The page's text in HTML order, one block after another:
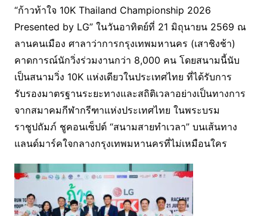
“ก้าวท้าใจ 10K Thailand Championship 2026
Presented by LG” ในวันอาทิตย์ที่ 21 มิถุนายน 2569 ณ
ลานคนเมือง ศาลาว่าการกรุงเทพมหานคร (เสาชิงช้า)
คาดการณ์นักวิ่งร่วมงานกว่า 8,000 คน โดยสนามนี้นับ
เป็นสนามวิ่ง 10K แห่งเดียวในประเทศไทย ที่ได้รับการ
รับรองมาตรฐานระยะทางและสถิติเวลาอย่างเป็นทางการ
จากสมาคมกีฬากรีฑาแห่งประเทศไทย ในพระบรม
ราชูปถัมภ์ ชูคอนเซ็ปต์ “สนามสายทำเวลา” บนเส้นทาง
แลนด์มาร์คใจกลางกรุงเทพมหานครที่ไม่เหมือนใคร